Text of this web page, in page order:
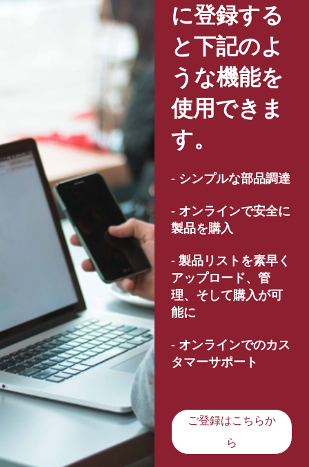
に登録する
と下記のよ
うな機能を
使用できま
す。
- シンプルな部品調達
- オンラインで安全に
製品を購入
- 製品リストを素早く
アップロード、管
理、そして購入が可
能に
- オンラインでのカス
タマーサポート
ご登録はこちらか
ら